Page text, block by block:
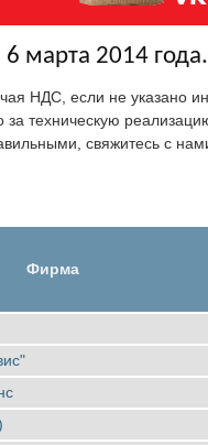
марта 2014 года.
НДС, если не указано
за техническую
свяжитесь с
Фирма